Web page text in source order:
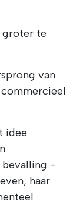
groter te
van
idee
bevalling -
haar